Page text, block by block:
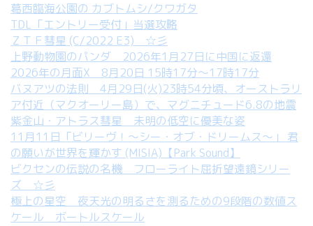
葛西臨海公園の カブトムシ/クワガタ
TDL「エントリー受付」当選攻略
ＺＴＦ彗星 (C/2022 E3) ☆彡
上野動物園のパンダ 2026年1月27日に中国に返還
2026年の月面X 8月20日 15時17分～17時17分
バヌアツの法則 4月29日(火)23時54分頃、オーストラリ
ア付近（マクオーリー島）で、マグニチュード6.8の地震
紫金山・アトラス彗星 未明の低空に優美な姿
11月11日「ビリーヴ！～シー・オブ・ドリームス～」 君
の願いが世界を輝かす (MISIA)【Park Sound】
ビクセンの伝説の名機 フローライト屈折望遠鏡シリー
ズ ☆彡
極上の星空 夜天光の明るさを測るための9段階の数値ス
ケール ボートルスケール